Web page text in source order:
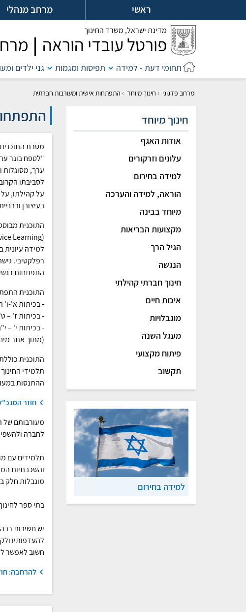
אל
ראשי מרחב מנהלי
מדינת ישראל, משרד החינוך
פורטל עובדי הוראה
תחומי דעת - למידה תפיסות ומגמות גני ילדים
מרחב פדגוגי › חינוך מיוחד › התפתחות אישית ומעורבות חברתית
מטרת
"לטפח בוגר
ערך, מסוגלות
לסביבתו
על קהילתו,
בעיצובן
התוכנית
למידה
רפלקטיבי.
התפתחות
התוכנית
- בכיתות א'-ו'
- בכיתות ז' –
- בכיתות י' –
(מתוך אתר
התוכנית
תלמידי
ההתנסות
חוזר
מעורבותם של
לחברה
תלמידים עם
והשכבתיות
מוגבלות חלק
בתי ספר
יש חשיבות
להעדפותיו
חשוב לאפשר
להרחבה:
חינוך מיוחד
אודות האגף
עלונים וזרקורים
למידה בחירום
הוראה, למידה והערכה
מיוחד בבינה
מקצועות הבריאות
הגיל הרך
הנגשה
חינוך חברתי קהילתי
איכות חיים
מוגבלויות
מעגל השנה
פיתוח מקצועי
תקשוב
למידה בחירום